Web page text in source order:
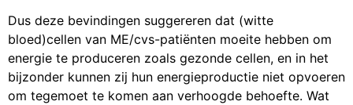
Dus deze bevindingen suggereren dat (witte
bloed)cellen van ME/cvs-patiënten moeite hebben om
energie te produceren zoals gezonde cellen, en in het
bijzonder kunnen zij hun energieproductie niet opvoeren
om tegemoet te komen aan verhoogde behoefte. Wat